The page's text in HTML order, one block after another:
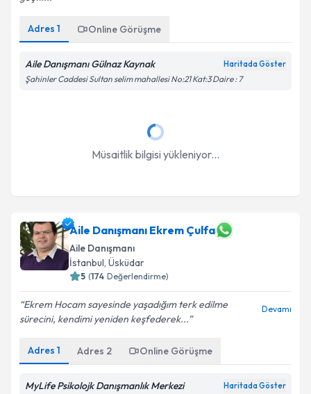
Takvim Talebini Gönder
Adres 1 Online Görüşme
Aile Danışmanı Gülnaz Kaynak Haritada Göster
Şahinler Caddesi Sultan selim mahallesi No:21 Kat:3 Daire : 7
Müsaitlik bilgisi yükleniyor...
Aile Danışmanı Ekrem Çulfa
Aile Danışmanı
İstanbul, Üsküdar
5 (174 Değerlendirme)
Ekrem Hocam sayesinde yaşadığım terk edilme
sürecini, kendimi yeniden keşfederek...
Devamı
Adres 1 Adres 2 Online Görüşme
MyLife Psikolojk Danışmanlık Merkezi Haritada Göster